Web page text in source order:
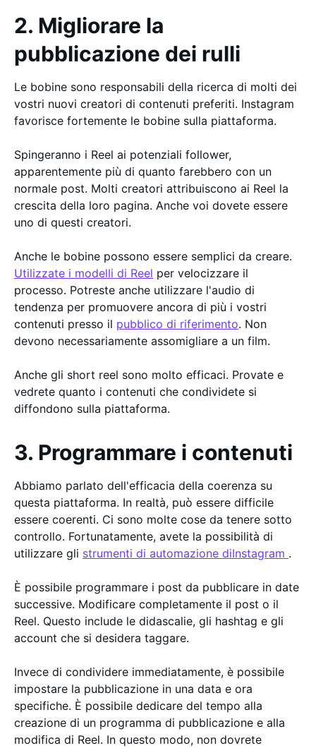
2. Migliorare la
pubblicazione dei rulli
Le bobine sono responsabili della ricerca di molti dei
vostri nuovi creatori di contenuti preferiti. Instagram
favorisce fortemente le bobine sulla piattaforma.
Spingeranno i Reel ai potenziali follower,
apparentemente più di quanto farebbero con un
normale post. Molti creatori attribuiscono ai Reel la
crescita della loro pagina. Anche voi dovete essere
uno di questi creatori.
Anche le bobine possono essere semplici da creare.
Utilizzate i modelli di Reel per velocizzare il
processo. Potreste anche utilizzare l'audio di
tendenza per promuovere ancora di più i vostri
contenuti presso il pubblico di riferimento. Non
devono necessariamente assomigliare a un film.
Anche gli short reel sono molto efficaci. Provate e
vedrete quanto i contenuti che condividete si
diffondono sulla piattaforma.
3. Programmare i contenuti
Abbiamo parlato dell'efficacia della coerenza su
questa piattaforma. In realtà, può essere difficile
essere coerenti. Ci sono molte cose da tenere sotto
controllo. Fortunatamente, avete la possibilità di
utilizzare gli strumenti di automazione diInstagram .
È possibile programmare i post da pubblicare in date
successive. Modificare completamente il post o il
Reel. Questo include le didascalie, gli hashtag e gli
account che si desidera taggare.
Invece di condividere immediatamente, è possibile
impostare la pubblicazione in una data e ora
specifiche. È possibile dedicare del tempo alla
creazione di un programma di pubblicazione e alla
modifica di Reel. In questo modo, non dovrete